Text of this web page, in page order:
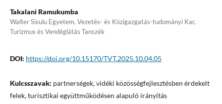
Takalani Ramukumba
Walter Sisulu Egyetem, Vezetés- és Közigazgatás-tudományi Kar,
Turizmus és Vendéglátás Tanszék
DOI: https://doi.org/10.15170/TVT.2025.10.04.05
Kulcsszavak: partnerségek, vidéki közösségfejlesztésben érdekelt
felek, turisztikai együttműködésen alapuló irányítás